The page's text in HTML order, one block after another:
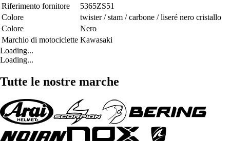
Riferimento fornitore
5365ZS51
Colore
twister / stam / carbone / liseré nero cristallo
Colore
Nero
Marchio di motociclette Kawasaki
Loading...
Loading...
Tutte le nostre marche